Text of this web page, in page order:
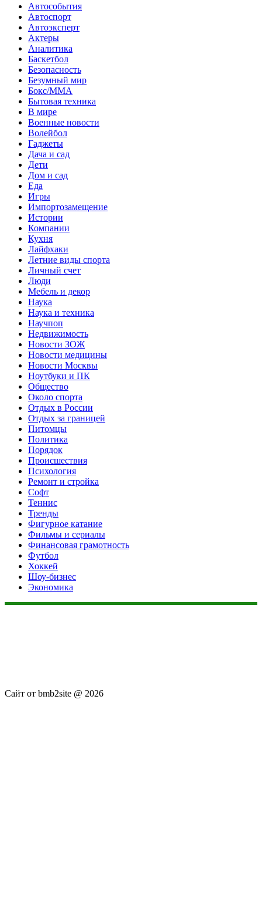
Автособытия
Автоспорт
Автоэксперт
Актеры
Аналитика
Баскетбол
Безопасность
Безумный мир
Бокс/MMA
Бытовая техника
В мире
Военные новости
Волейбол
Гаджеты
Дача и сад
Дети
Дом и сад
Еда
Игры
Импортозамещение
Истории
Компании
Кухня
Лайфхаки
Летние виды спорта
Личный счет
Люди
Мебель и декор
Наука
Наука и техника
Научпоп
Недвижимость
Новости ЗОЖ
Новости медицины
Новости Москвы
Ноутбуки и ПК
Общество
Около спорта
Отдых в России
Отдых за границей
Питомцы
Политика
Порядок
Происшествия
Психология
Ремонт и стройка
Софт
Теннис
Тренды
Фигурное катание
Фильмы и сериалы
Финансовая грамотность
Футбол
Хоккей
Шоу-бизнес
Экономика
Сайт от bmb2site @ 2026